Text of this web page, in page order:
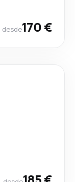
desde170 €